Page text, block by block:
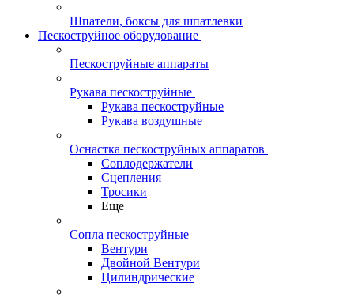
Шпатели, боксы для шпатлевки
Пескоструйное оборудование
Пескоструйные аппараты
Рукава пескоструйные
Рукава пескоструйные
Рукава воздушные
Оснастка пескоструйных аппаратов
Соплодержатели
Сцепления
Тросики
Еще
Сопла пескоструйные
Вентури
Двойной Вентури
Цилиндрические